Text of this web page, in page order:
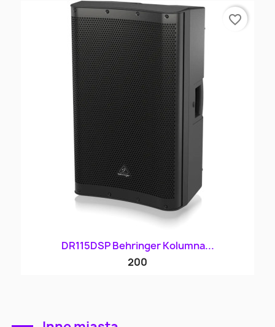
DR115DSP Behringer Kolumna...
200
favorite_border